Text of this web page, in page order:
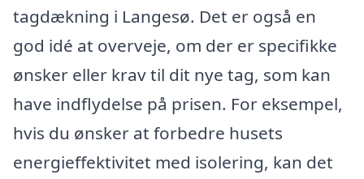
tagdækning i Langesø. Det er også en
god idé at overveje, om der er specifikke
ønsker eller krav til dit nye tag, som kan
have indflydelse på prisen. For eksempel,
hvis du ønsker at forbedre husets
energieffektivitet med isolering, kan det